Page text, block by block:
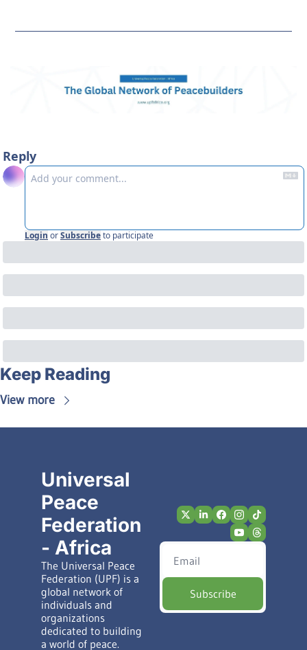
Reply
Login orSubscribeto participate
Keep Reading
View more
Universal
Peace
Federation
- Africa
The Universal Peace
Federation (UPF) is a
global network of
individuals and
organizations
dedicated to building
a world of peace.
Subscribe